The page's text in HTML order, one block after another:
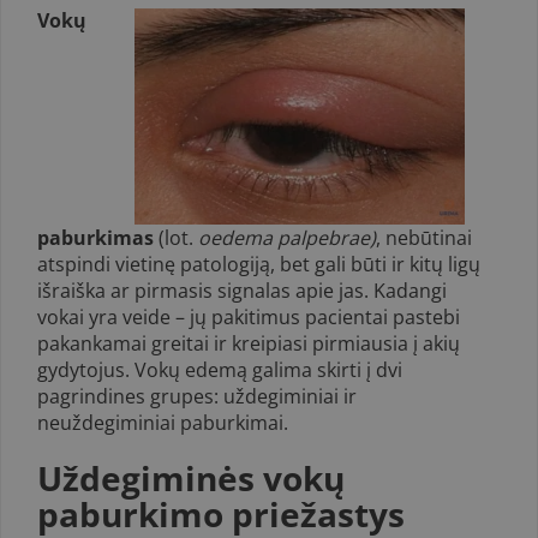
Vokų
paburkimas(lot. oedema palpebrae), nebūtinai
atspindi vietinę patologiją, bet gali būti ir kitų ligų
išraiška ar pirmasis signalas apie jas. Kadangi
vokai yra veide – jų pakitimus pacientai pastebi
pakankamai greitai ir kreipiasi pirmiausia į akių
gydytojus. Vokų edemą galima skirti į dvi
pagrindines grupes: uždegiminiai ir
neuždegiminiai paburkimai.
Uždegiminės vokų
paburkimo priežastys